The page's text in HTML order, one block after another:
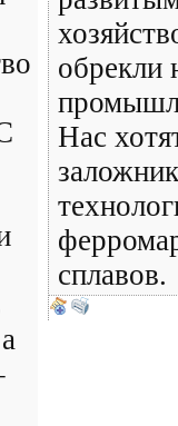
обрекли
Нас
сплавов.